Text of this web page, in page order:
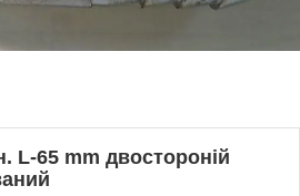
L-65 mm двостороній